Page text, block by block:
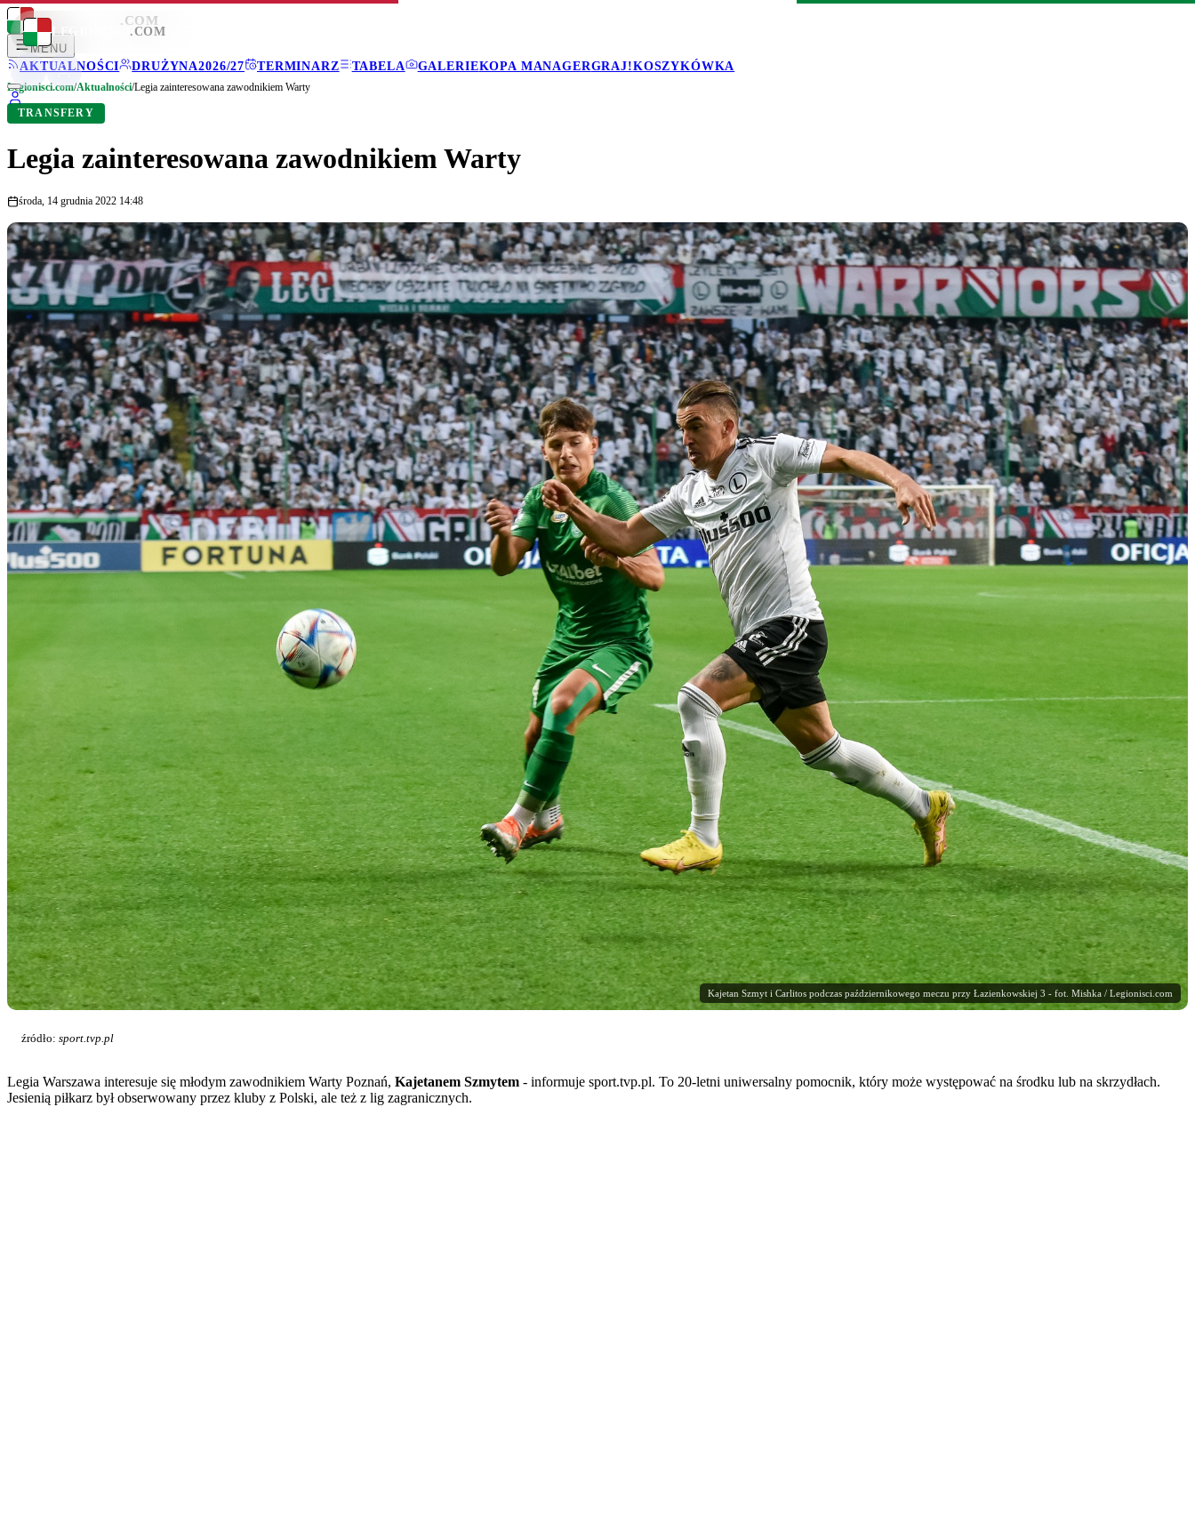
LEGIONISCI .COM
MENU
AKTUALNOŚCI
DRUŻYNA2026/27 TERMINARZ TABELA GALERIEKOPA MANAGERGRAJ!KOSZYKÓWKA
LEGIONISCI .COM
Legionisci.com/Aktualności/Legia zainteresowana zawodnikiem Warty
TRANSFERY
Legia zainteresowana zawodnikiem Warty
środa, 14 grudnia 2022 14:48
Kajetan Szmyt i Carlitos podczas październikowego meczu przy Łazienkowskiej 3 - fot. Mishka / Legionisci.com
źródło: sport.tvp.pl
Legia Warszawa interesuje się młodym zawodnikiem Warty Poznań, Kajetanem Szmytem - informuje sport.tvp.pl. To 20-letni uniwersalny pomocnik, który może występować na środku lub na skrzydłach.
Jesienią piłkarz był obserwowany przez kluby z Polski, ale też z lig zagranicznych.